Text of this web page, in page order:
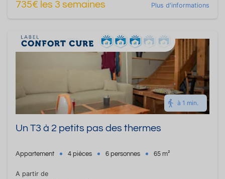
735€ les 3 semaines Plus d'informations
à 1 min.
Un T3 à 2 petits pas des thermes
Appartement 4 pièces 6 personnes 65 m²
A partir de